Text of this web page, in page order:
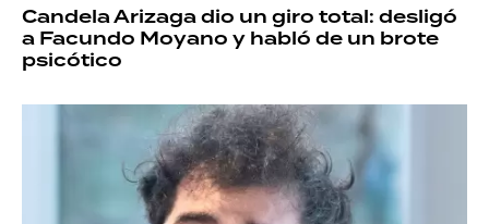
Candela Arizaga dio un giro total: desligó
a Facundo Moyano y habló de un brote
psicótico